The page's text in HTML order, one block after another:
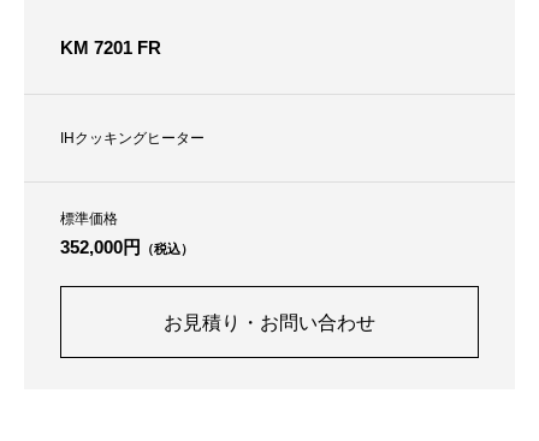
KM 7201 FR
IHクッキングヒーター
標準価格
352,000円 （税込）
お見積り・お問い合わせ